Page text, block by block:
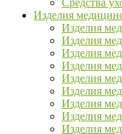
Средства
Изделия
Изделия
Изделия
Изделия
Изделия
Изделия
Изделия
Изделия
Изделия
Изделия